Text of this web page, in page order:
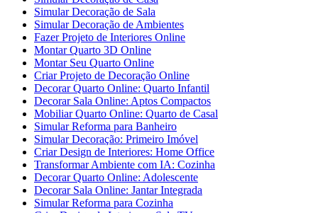
Simular Decoração de Sala
Simular Decoração de Ambientes
Fazer Projeto de Interiores Online
Montar Quarto 3D Online
Montar Seu Quarto Online
Criar Projeto de Decoração Online
Decorar Quarto Online: Quarto Infantil
Decorar Sala Online: Aptos Compactos
Mobiliar Quarto Online: Quarto de Casal
Simular Reforma para Banheiro
Simular Decoração: Primeiro Imóvel
Criar Design de Interiores: Home Office
Transformar Ambiente com IA: Cozinha
Decorar Quarto Online: Adolescente
Decorar Sala Online: Jantar Integrada
Simular Reforma para Cozinha